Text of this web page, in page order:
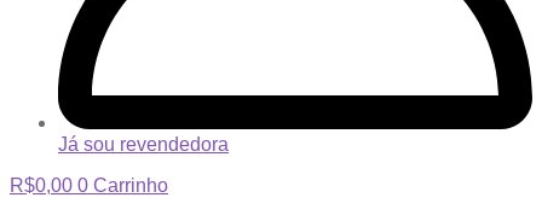
Já sou revendedora
R$0,00 0 Carrinho